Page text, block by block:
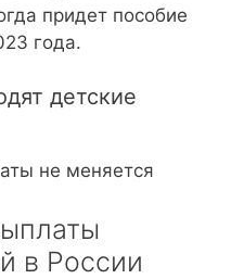
придет пособие
года.
детские
не меняется
в России